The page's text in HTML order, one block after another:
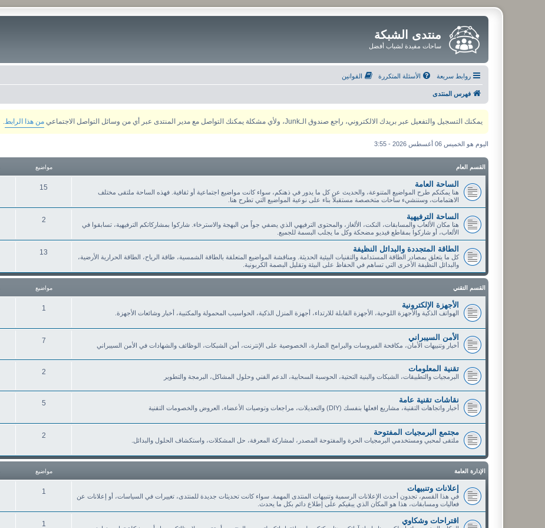
منتدى الشبكة
ساحات مفيدة لشباب أفضل
روابط سريعة الأسئلة المتكررة القوانين
فهرس المنتدى
يمكنك التسجيل والتفعيل عبر بريدك الالكتروني، راجع صندوق الـJunk، ولأي مشكلة يمكنك التواصل مع مدير المنتدى عبر أي من وسائل التواصل الاجتماعي من هذا الرابط
اليوم هو الخميس 06 أغسطس 2026 - 3:55
القسم العام مواضيع
الساحة العامة
هنا يمكنكم طرح المواضيع المتنوعة، والحديث عن كل ما يدور في ذهنكم، سواء كانت مواضيع اجتماعية أو ثقافية. فهذه الساحة ملتقى مختلف
الاهتمامات، وسننشيء ساحات متخصصة مستقبلاً بناء على نوعية المواضيع التي تطرح هنا.
15
الساحة الترفيهية
هنا مكان الألعاب والمسابقات، النكت، الألغاز، والمحتوى الترفيهي الذي يضفي جواً من البهجة والاسترخاء. شاركوا بمشاركاتكم الترفيهية، تسابقوا في
الألعاب، أو شاركوا بمقاطع فيديو مضحكة وكل ما يجلب البسمة للجميع.
2
الطاقة المتجددة والبدائل النظيفة
كل ما يتعلق بمصادر الطاقة المستدامة والتقنيات البيئية الحديثة. ومناقشة المواضيع المتعلقة بالطاقة الشمسية، طاقة الرياح، الطاقة الحرارية الأرضية،
والبدائل النظيفة الأخرى التي تساهم في الحفاظ على البيئة وتقليل البصمة الكربونية.
13
القسم التقني مواضيع
الأجهزة الإلكترونية
الهواتف الذكية والأجهزة اللوحية، الأجهزة القابلة للارتداء، أجهزة المنزل الذكية، الحواسيب المحمولة والمكتبية، أخبار وشائعات الأجهزة.
1
الأمن السيبراني
أخبار وتنبيهات الأمان، مكافحة الفيروسات والبرامج الضارة، الخصوصية على الإنترنت، أمن الشبكات، الوظائف والشهادات في الأمن السيبراني
7
تقنية المعلومات
البرمجيات والتطبيقات، الشبكات والبنية التحتية، الحوسبة السحابية، الدعم الفني وحلول المشاكل، البرمجة والتطوير
2
نقاشات تقنية عامة
أخبار واتجاهات التقنية، مشاريع افعلها بنفسك (DIY) والتعديلات، مراجعات وتوصيات الأعضاء، العروض والخصومات التقنية
5
مجتمع البرمجيات المفتوحة
ملتقى لمحبي ومستخدمي البرمجيات الحرة والمفتوحة المصدر، لمشاركة المعرفة، حل المشكلات، واستكشاف الحلول والبدائل.
2
الإدارة العامة مواضيع
إعلانات وتنبيهات
في هذا القسم، تجدون أحدث الإعلانات الرسمية وتنبيهات المنتدى المهمة. سواء كانت تحديثات جديدة للمنتدى، تغييرات في السياسات، أو إعلانات عن
فعاليات ومسابقات، هذا هو المكان الذي يبقيكم على إطلاع دائم بكل ما يحدث.
1
اقتراحات وشكاوي 1